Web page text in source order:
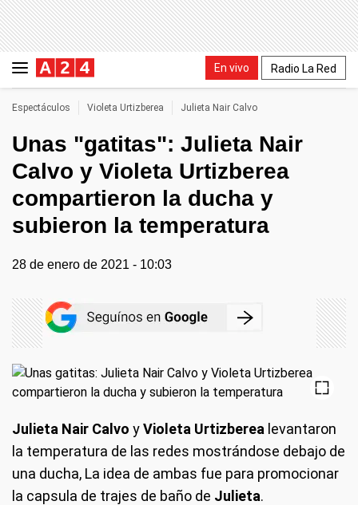
En vivo Radio La Red
Espectáculos Violeta Urtizberea Julieta Nair Calvo
Unas "gatitas": Julieta Nair
Calvo y Violeta Urtizberea
compartieron la ducha y
subieron la temperatura
28 de enero de 2021 - 10:03
Julieta Nair Calvo yVioleta Urtizberea levantaron
la temperatura de las redes mostrándose debajo de
una ducha, La idea de ambas fue para promocionar
la capsula de trajes de baño de Julieta.